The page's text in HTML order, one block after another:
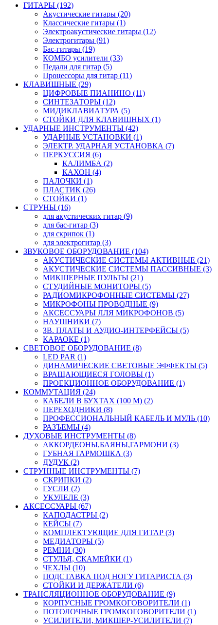
ГИТАРЫ (192)
Акустические гитары (20)
Классические гитары (1)
Электроакустические гитары (12)
Электрогитары (91)
Бас-гитары (19)
КОМБО усилители (33)
Педали для гитар (5)
Процессоры для гитар (11)
КЛАВИШНЫЕ (29)
ЦИФРОВЫЕ ПИАНИНО (11)
СИНТЕЗАТОРЫ (12)
МИДИКЛАВИАТУРА (5)
СТОЙКИ ДЛЯ КЛАВИШНЫХ (1)
УДАРНЫЕ ИНСТРУМЕНТЫ (42)
УДАРНЫЕ УСТАНОВКИ (1)
ЭЛЕКТР. УДАРНАЯ УСТАНОВКА (7)
ПЕРКУССИЯ (6)
КАЛИМБА (2)
КАХОН (4)
ПАЛОЧКИ (1)
ПЛАСТИК (26)
СТОЙКИ (1)
СТРУНЫ (16)
для акустических гитар (9)
для бас-гитар (3)
для скрипок (1)
для электрогитар (3)
ЗВУКОВОЕ ОБОРУДОВАНИЕ (104)
АКУСТИЧЕСКИЕ СИСТЕМЫ АКТИВНЫЕ (21)
АКУСТИЧЕСКИЕ СИСТЕМЫ ПАССИВНЫЕ (3)
МИКШЕРНЫЕ ПУЛЬТЫ (21)
СТУДИЙНЫЕ МОНИТОРЫ (5)
РАДИОМИКРОФОННЫЕ СИСТЕМЫ (27)
МИКРОФОНЫ ПРОВОДНЫЕ (9)
АКСЕССУАРЫ ЛЛЯ МИКРОФОНОВ (5)
НАУШНИКИ (7)
ЗВ. ПЛАТЫ И АУДИО-ИНТЕРФЕЙСЫ (5)
КАРАОКЕ (1)
СВЕТОВОЕ ОБОРУДОВАНИЕ (8)
LED PAR (1)
ДИНАМИЧЕСКИЕ СВЕТОВЫЕ ЭФФЕКТЫ (5)
ВРАЩАЮЩИЕСЯ ГОЛОВЫ (1)
ПРОЕКЦИОННОЕ ОБОРУДОВАНИЕ (1)
КОММУТАЦИЯ (24)
КАБЕЛИ В БУХТАХ (100 М) (2)
ПЕРЕХОДНИКИ (8)
ПРОФЕССИОНАЛЬНЫЙ КАБЕЛЬ И МУЛЬ (10)
РАЗЪЕМЫ (4)
ДУХОВЫЕ ИНСТРУМЕНТЫ (8)
АККОРДЕОНЫ,БАЯНЫ,ГАРМОНИ (3)
ГУБНАЯ ГАРМОШКА (3)
ДУДУК (2)
СТРУННЫЕ ИНСТРУМЕНТЫ (7)
СКРИПКИ (2)
ГУСЛИ (2)
УКУЛЕЛЕ (3)
АКСЕССУАРЫ (67)
КАПОДАСТРЫ (2)
КЕЙСЫ (7)
КОМПЛЕКТУЮЩИЕ ДЛЯ ГИТАР (3)
МЕДИАТОРЫ (5)
РЕМНИ (30)
СТУЛЬЯ, СКАМЕЙКИ (1)
ЧЕХЛЫ (10)
ПОДСТАВКА ПОД НОГУ ГИТАРИСТА (3)
СТОЙКИ И ДЕРЖАТЕЛИ (6)
ТРАНСЛЯЦИОННОЕ ОБОРУДОВАНИЕ (9)
КОРПУСНЫЕ ГРОМКОГОВОРИТЕЛИ (1)
ПОТОЛОЧНЫЕ ГРОМКОГОВОРИТЕЛИ (1)
УСИЛИТЕЛИ, МИКШЕР-УСИЛИТЕЛИ (7)